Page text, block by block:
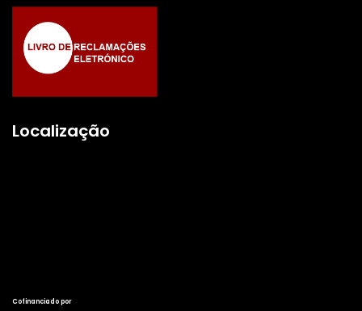
Localização
Cofinanciado por